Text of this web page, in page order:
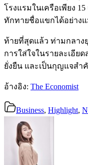
โรงแรมในเครือเพียง
ทักทายชื่อแขกได้อย่าง
ท้ายที่สุดแล้ว ท่ามกลาง
การใส่ใจในรายละเอี
ยั่งยืน และเป็นกุญแจสำ
อ้างอิง: The Economist
Business, Highlight,